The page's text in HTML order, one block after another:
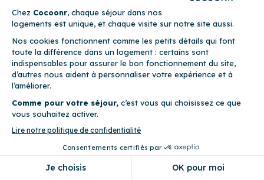
(6)
4 Rue Descartes 44000 Nantes
4 Appartement (2 chambres)
Ascenseur • Draps fournis • Garage • Internet fibre optique •
Linge de maison fourni • Parking privé • Terrasse • WiFi